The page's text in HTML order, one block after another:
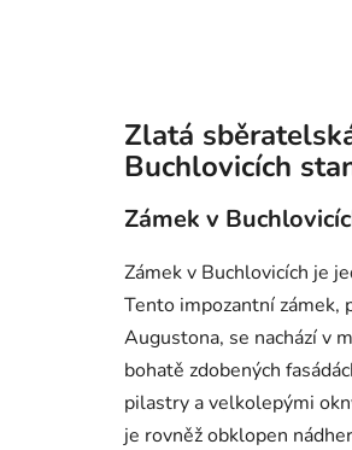
Zlatá
Buchlovicích
Zámek v
Zámek v Buchlovicích je
Tento impozantní zámek,
Augustona, se nachází v
bohatě zdobených
pilastry a velkolepými
je rovněž obklopen